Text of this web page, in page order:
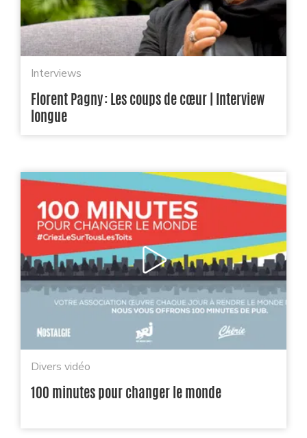
Interviews
Florent Pagny : Les coups de cœur | Interview
longue
Divers vidéo
100 minutes pour changer le monde